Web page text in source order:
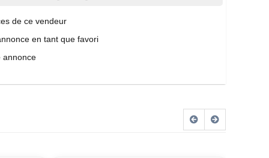
de ce vendeur
en tant que favori
annonce